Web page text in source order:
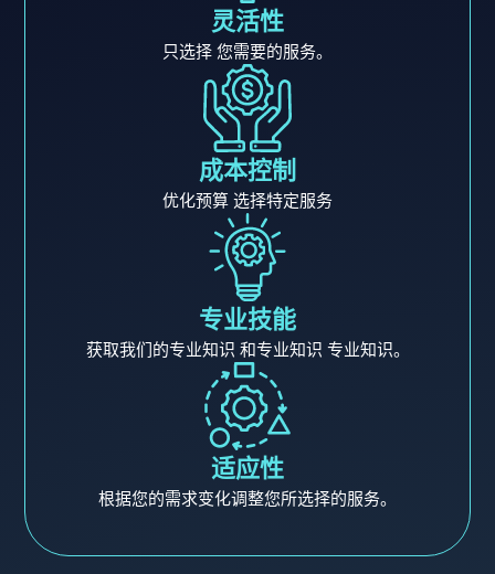
灵活性
只选择 您需要的服务。
成本控制
优化预算 选择特定服务
专业技能
获取我们的专业知识 和专业知识 专业知识。
适应性
根据您的需求变化调整您所选择的服务。